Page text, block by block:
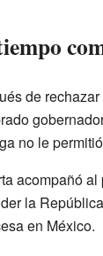
de
no le
acompañó al
la
en México.